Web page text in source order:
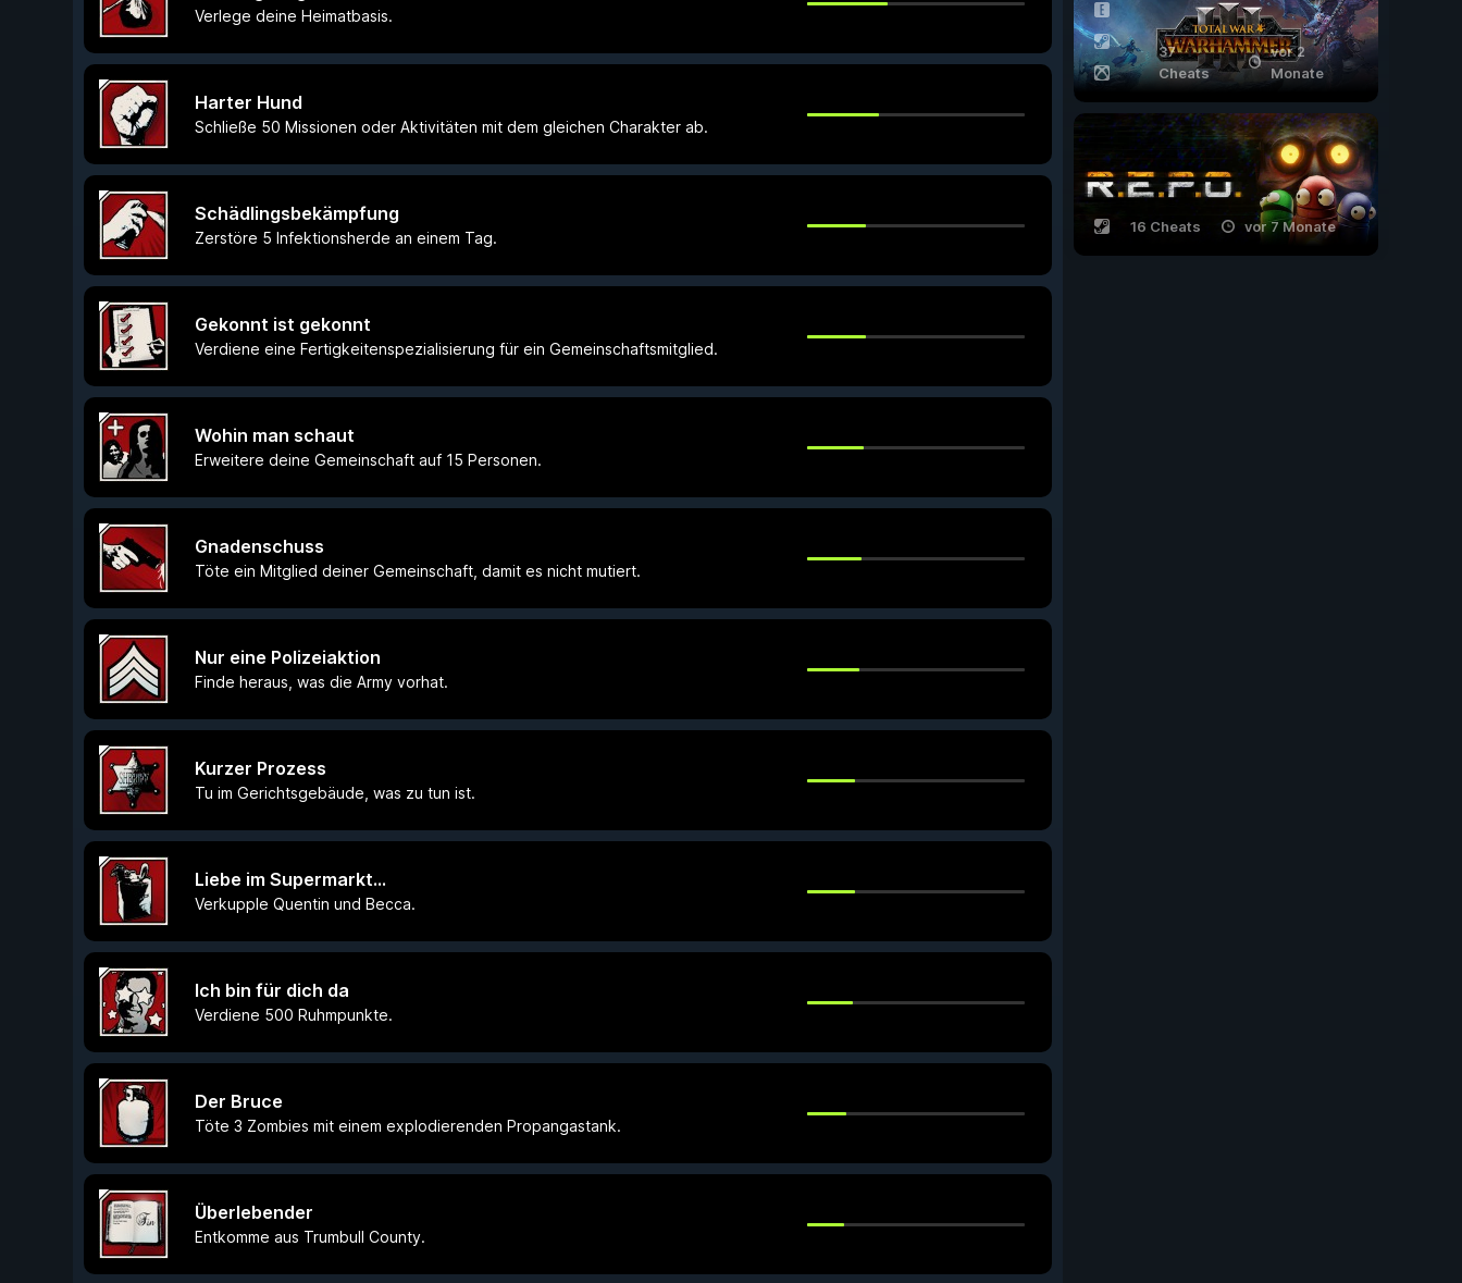
Verlege deine Heimatbasis.
Harter Hund
Schließe 50 Missionen oder Aktivitäten mit dem gleichen Charakter ab.
Schädlingsbekämpfung
Zerstöre 5 Infektionsherde an einem Tag.
Gekonnt ist gekonnt
Verdiene eine Fertigkeitenspezialisierung für ein Gemeinschaftsmitglied.
Wohin man schaut
Erweitere deine Gemeinschaft auf 15 Personen.
Gnadenschuss
Töte ein Mitglied deiner Gemeinschaft, damit es nicht mutiert.
Nur eine Polizeiaktion
Finde heraus, was die Army vorhat.
Kurzer Prozess
Tu im Gerichtsgebäude, was zu tun ist.
Liebe im Supermarkt...
Verkupple Quentin und Becca.
Ich bin für dich da
Verdiene 500 Ruhmpunkte.
Der Bruce
Töte 3 Zombies mit einem explodierenden Propangastank.
Überlebender
Entkomme aus Trumbull County.
37
Cheats
vor 2
Monate
16 Cheats vor 7 Monate